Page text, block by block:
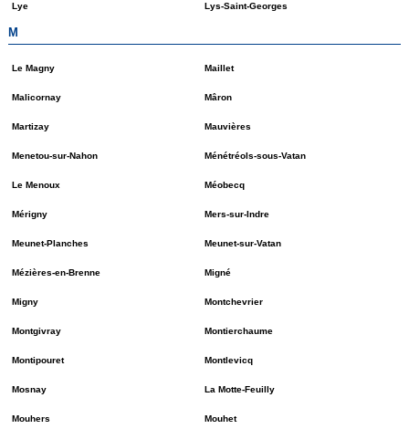
Lye Lys-Saint-Georges
M
Le Magny Maillet
Malicornay Mâron
Martizay Mauvières
Menetou-sur-Nahon Ménétréols-sous-Vatan
Le Menoux Méobecq
Mérigny Mers-sur-Indre
Meunet-Planches Meunet-sur-Vatan
Mézières-en-Brenne Migné
Migny Montchevrier
Montgivray Montierchaume
Montipouret Montlevicq
Mosnay La Motte-Feuilly
Mouhers Mouhet